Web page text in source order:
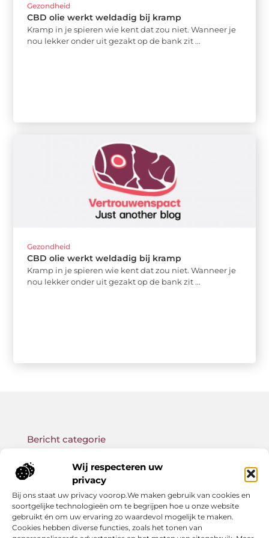
Wij respecteren uw
privacy
Bij ons staat uw privacy voorop.We maken gebruik van cookies en
soortgelijke technologieën om te begrijpen hoe u onze website
gebruikt én om uw ervaring zo waardevol mogelijk te maken.
Cookies hebben diverse functies, zoals het tonen van
Gezondheid
CBD olie werkt weldadig bij kramp
Kramp in je spieren wie kent dat zou niet. Wanneer je
nou lekker onder uit gezakt op de bank zit ...
Gezondheid
CBD olie werkt weldadig bij kramp
Kramp in je spieren wie kent dat zou niet. Wanneer je
nou lekker onder uit gezakt op de bank zit ...
Onze informatie
Bericht categorie